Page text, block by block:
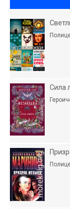
Сила